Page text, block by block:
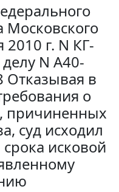
Московского
2010 г. N КГ-
N А40-
Отказывая в
о
причиненных
суд исходил
исковой